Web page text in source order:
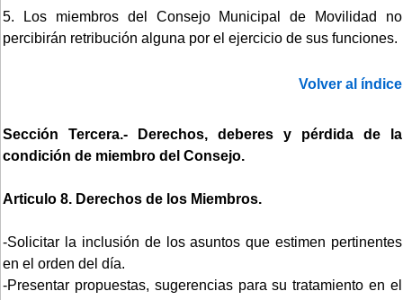
5. Los miembros del Consejo Municipal de Movilidad no
percibirán retribución alguna por el ejercicio de sus funciones.
Volver al índice
Sección Tercera.- Derechos, deberes y pérdida de la
condición de miembro del Consejo.
Articulo 8. Derechos de los Miembros.
-Solicitar la inclusión de los asuntos que estimen pertinentes
en el orden del día.
-Presentar propuestas, sugerencias para su tratamiento en el